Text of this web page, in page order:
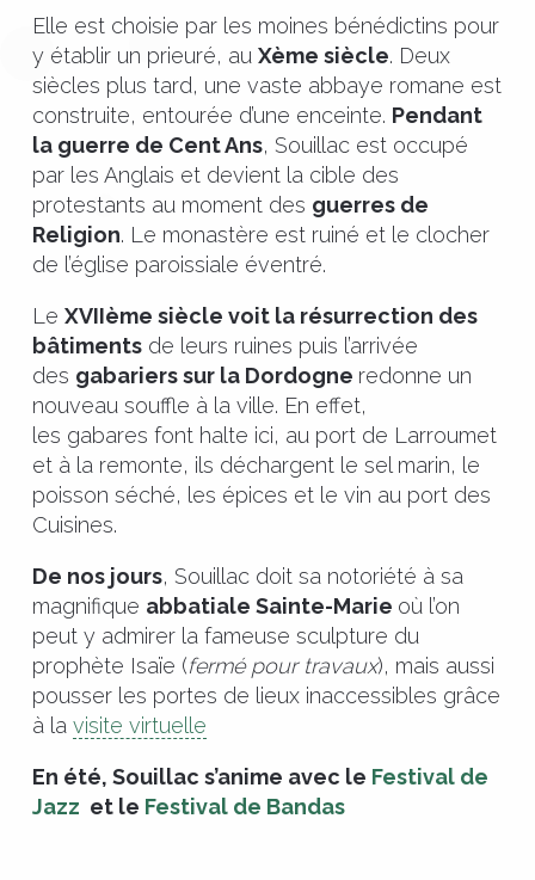
Elle est choisie par les moines bénédictins pour
y établir un prieuré, au Xème siècle. Deux
siècles plus tard, une vaste abbaye romane est
construite, entourée d’une enceinte. Pendant
la guerre de Cent Ans, Souillac est occupé
par les Anglais et devient la cible des
protestants au moment des guerres de
Religion. Le monastère est ruiné et le clocher
de l’église paroissiale éventré.
Le XVIIème siècle voit la résurrection des
bâtiments de leurs ruines puis l’arrivée
des gabariers sur la Dordogne redonne un
nouveau souffle à la ville. En effet,
les gabares font halte ici, au port de Larroumet
et à la remonte, ils déchargent le sel marin, le
poisson séché, les épices et le vin au port des
Cuisines.
De nos jours, Souillac doit sa notoriété à sa
magnifique abbatiale Sainte-Marie où l’on
peut y admirer la fameuse sculpture du
prophète Isaïe (fermé pour travaux), mais aussi
pousser les portes de lieux inaccessibles grâce
à la visite virtuelle
En été, Souillac s’anime avec le Festival de
Jazz et le Festival de Bandas